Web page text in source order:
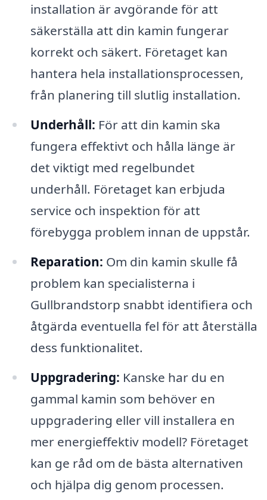
installation är avgörande för att
säkerställa att din kamin fungerar
korrekt och säkert. Företaget kan
hantera hela installationsprocessen,
från planering till slutlig installation.
Underhåll: För att din kamin ska
fungera effektivt och hålla länge är
det viktigt med regelbundet
underhåll. Företaget kan erbjuda
service och inspektion för att
förebygga problem innan de uppstår.
Reparation: Om din kamin skulle få
problem kan specialisterna i
Gullbrandstorp snabbt identifiera och
åtgärda eventuella fel för att återställa
dess funktionalitet.
Uppgradering: Kanske har du en
gammal kamin som behöver en
uppgradering eller vill installera en
mer energieffektiv modell? Företaget
kan ge råd om de bästa alternativen
och hjälpa dig genom processen.